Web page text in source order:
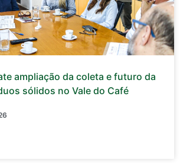
ampliação da coleta e futuro da
sólidos no Vale do Café